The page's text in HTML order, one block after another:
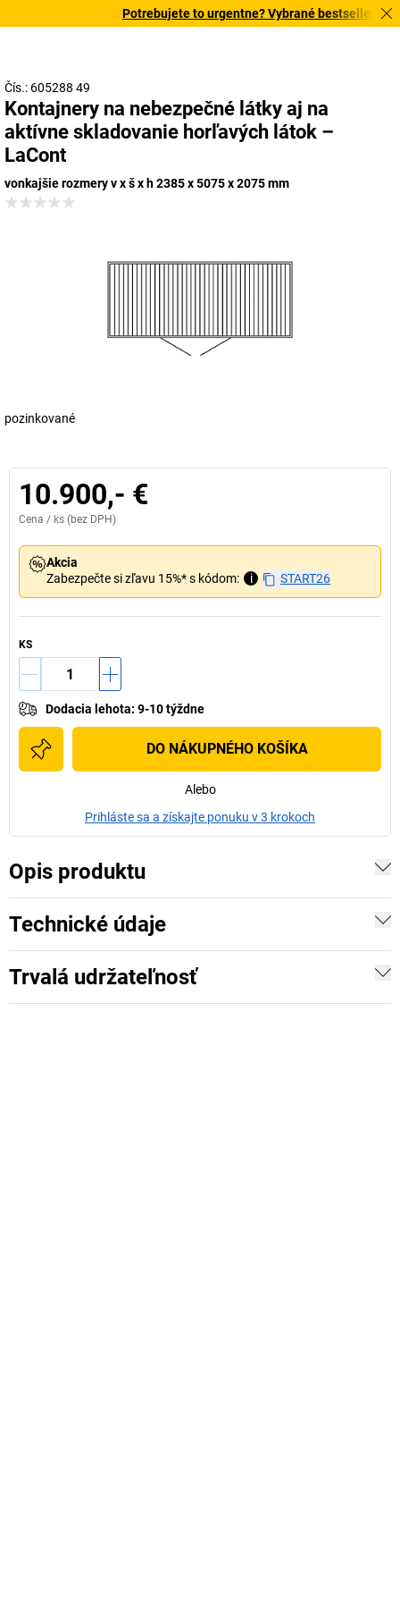
Potrebujete to urgentne? Vybrané bestsellery
Čís.: 605288 49
Kontajnery na nebezpečné látky aj na
aktívne skladovanie horľavých látok –
LaCont
vonkajšie rozmery v x š x h 2385 x 5075 x 2075 mm
pozinkované
10.900,- €
Cena / ks (bez DPH)
Akcia
Zabezpečte si zľavu 15%* s kódom:
i START26
KS
Dodacia lehota: 9-10 týždne
DO NÁKUPNÉHO KOŠÍKA
Alebo
Prihláste sa a získajte ponuku v 3 krokoch
Opis produktu
Technické údaje
Trvalá udržateľnosť